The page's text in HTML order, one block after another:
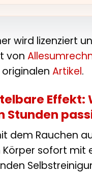
wird lizenziert
von
Artikel.
Effekt:
Stunden
dem Rauchen
sofort mit